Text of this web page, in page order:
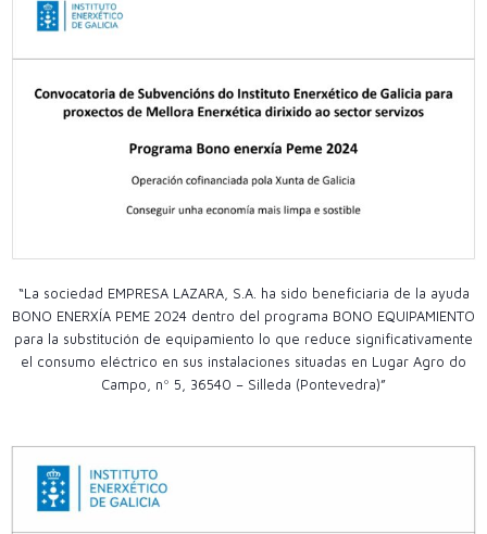
“La sociedad EMPRESA LAZARA, S.A. ha sido beneficiaria de la ayuda
BONO ENERXÍA PEME 2024 dentro del programa BONO EQUIPAMIENTO
para la substitución de equipamiento lo que reduce significativamente
el consumo eléctrico en sus instalaciones situadas en Lugar Agro do
Campo, nº 5, 36540 – Silleda (Pontevedra)”